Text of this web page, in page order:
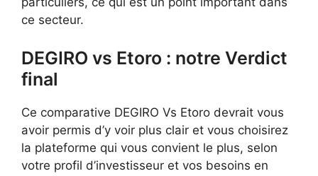
ce secteur.
DEGIRO vs Etoro : notre Verdict
final
Ce comparative DEGIRO Vs Etoro devrait vous
avoir permis d’y voir plus clair et vous choisirez
la plateforme qui vous convient le plus, selon
votre profil d’investisseur et vos besoins en